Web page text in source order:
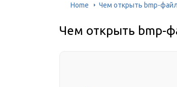
Home Чем открыть bmp-файл
Чем открыть bmp-